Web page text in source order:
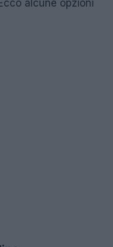
alcune opzioni